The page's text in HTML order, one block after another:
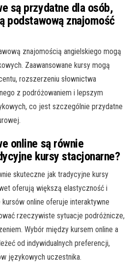
są przydatne dla osób,
podstawową znajomość
znajomością angielskiego mogą
Zaawansowane kursy mogą
rozszerzeniu słownictwa
z podróżowaniem i lepszym
co jest szczególnie przydatne
online są równie
kursy stacjonarne?
skuteczne jak tradycyjne kursy
oferują większą elastyczność i
online oferuje interaktywne
rzeczywiste sytuacje podróżnicze,
Wybór między kursem online a
od indywidualnych preferencji,
językowych uczestnika.